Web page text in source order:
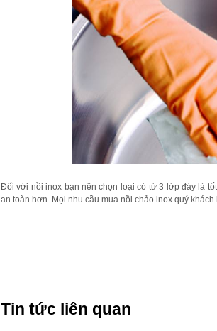
Đối với nồi inox bạn nên chọn loại có từ 3 lớp đáy là
an toàn hơn. Mọi nhu cầu mua nồi chảo inox quý
Tin tức liên quan